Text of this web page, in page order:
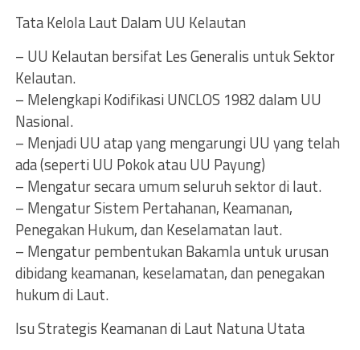
Tata Kelola Laut Dalam UU Kelautan
– UU Kelautan bersifat Les Generalis untuk Sektor
Kelautan.
– Melengkapi Kodifikasi UNCLOS 1982 dalam UU
Nasional.
– Menjadi UU atap yang mengarungi UU yang telah
ada (seperti UU Pokok atau UU Payung)
– Mengatur secara umum seluruh sektor di laut.
– Mengatur Sistem Pertahanan, Keamanan,
Penegakan Hukum, dan Keselamatan laut.
– Mengatur pembentukan Bakamla untuk urusan
dibidang keamanan, keselamatan, dan penegakan
hukum di Laut.
Isu Strategis Keamanan di Laut Natuna Utata